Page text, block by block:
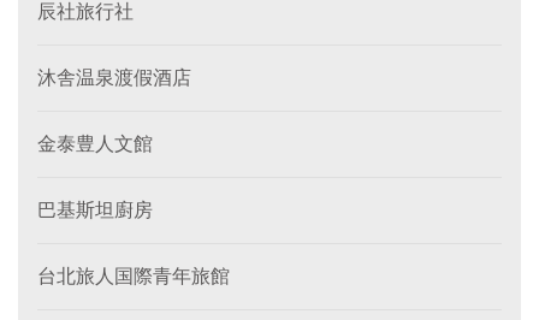
辰社旅行社
沐舎温泉渡假酒店
金泰豊人文館
巴基斯坦廚房
台北旅人国際青年旅館